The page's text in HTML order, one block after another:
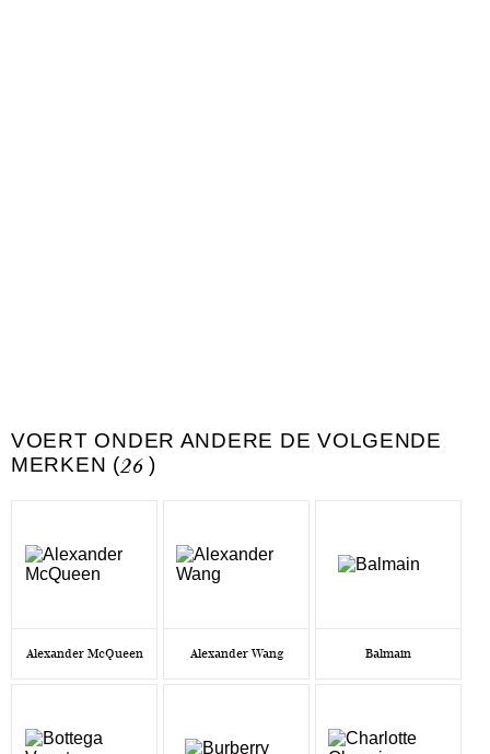
VOERT ONDER ANDERE DE VOLGENDE
MERKEN (26 )
Alexander McQueen Alexander Wang Balmain